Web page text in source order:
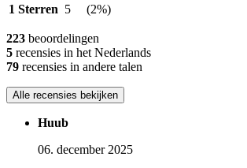
1 Sterren 5 (2%)
223 beoordelingen
5 recensies in het Nederlands
79 recensies in andere talen
Alle recensies bekijken
Huub
06. december 2025